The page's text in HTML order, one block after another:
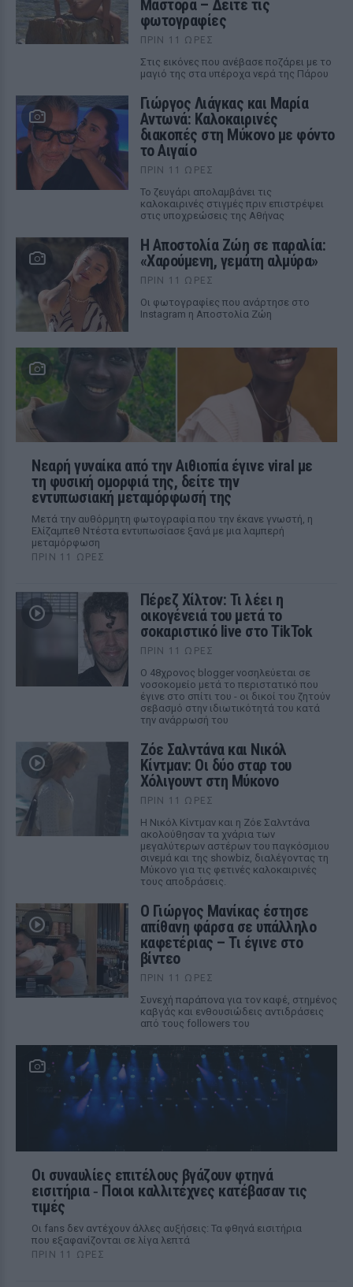
Μάστορα – Δείτε τις
φωτογραφίες
ΠΡΙΝ 11 ΏΡΕΣ
Στις εικόνες που ανέβασε ποζάρει με το
μαγιό της στα υπέροχα νερά της Πάρου
Γιώργος Λιάγκας και Μαρία
Αντωνά: Καλοκαιρινές
διακοπές στη Μύκονο με φόντο
το Αιγαίο
ΠΡΙΝ 11 ΏΡΕΣ
Το ζευγάρι απολαμβάνει τις
καλοκαιρινές στιγμές πριν επιστρέψει
στις υποχρεώσεις της Αθήνας
Η Αποστολία Ζώη σε παραλία:
«Χαρούμενη, γεμάτη αλμύρα»
ΠΡΙΝ 11 ΏΡΕΣ
Οι φωτογραφίες που ανάρτησε στο
Instagram η Αποστολία Ζώη
Νεαρή γυναίκα από την Αιθιοπία έγινε viral με
τη φυσική ομορφιά της, δείτε την
εντυπωσιακή μεταμόρφωσή της
Μετά την αυθόρμητη φωτογραφία που την έκανε γνωστή, η
Ελίζαμπεθ Ντέστα εντυπωσίασε ξανά με μια λαμπερή
μεταμόρφωση
ΠΡΙΝ 11 ΏΡΕΣ
Πέρεζ Χίλτον: Τι λέει η
οικογένειά του μετά το
σοκαριστικό live στο TikTok
ΠΡΙΝ 11 ΏΡΕΣ
Ο 48χρονος blogger νοσηλεύεται σε
νοσοκομείο μετά το περιστατικό που
έγινε στο σπίτι του - οι δικοί του ζητούν
σεβασμό στην ιδιωτικότητά του κατά
την ανάρρωσή του
Ζόε Σαλντάνα και Νικόλ
Κίντμαν: Οι δύο σταρ του
Χόλιγουντ στη Μύκονο
ΠΡΙΝ 11 ΏΡΕΣ
Η Νικόλ Κίντμαν και η Ζόε Σαλντάνα
ακολούθησαν τα χνάρια των
μεγαλύτερων αστέρων του παγκόσμιου
σινεμά και της showbiz, διαλέγοντας τη
Μύκονο για τις φετινές καλοκαιρινές
τους αποδράσεις.
Ο Γιώργος Μανίκας έστησε
απίθανη φάρσα σε υπάλληλο
καφετέριας – Τι έγινε στο
βίντεο
ΠΡΙΝ 11 ΏΡΕΣ
Συνεχή παράπονα για τον καφέ, στημένος
καβγάς και ενθουσιώδεις αντιδράσεις
από τους followers του
Οι συναυλίες επιτέλους βγάζουν φτηνά
εισιτήρια ‑ Ποιοι καλλιτέχνες κατέβασαν τις
τιμές
Οι fans δεν αντέχουν άλλες αυξήσεις: Τα φθηνά εισιτήρια
που εξαφανίζονται σε λίγα λεπτά
ΠΡΙΝ 11 ΏΡΕΣ